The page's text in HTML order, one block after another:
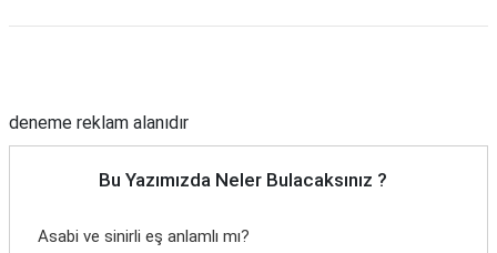
deneme reklam alanıdır
Bu Yazımızda Neler Bulacaksınız ?
Asabi ve sinirli eş anlamlı mı?